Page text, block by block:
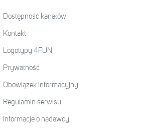
Dostępność kanałów
Kontakt
Logotypy 4FUN
Prywatność
Obowiązek informacyjny
Regulamin serwisu
Informacje o nadawcy